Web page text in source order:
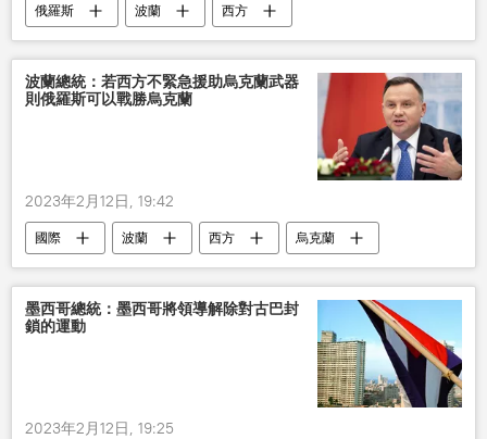
俄羅斯 波蘭
西方
武器供應
烏克蘭
波蘭總統：若西方不緊急援助烏克蘭武器
則俄羅斯可以戰勝烏克蘭
2023年2月12日, 19:42
國際 波蘭 西方 烏克蘭
墨西哥總統：墨西哥將領導解除對古巴封
鎖的運動
2023年2月12日, 19:25